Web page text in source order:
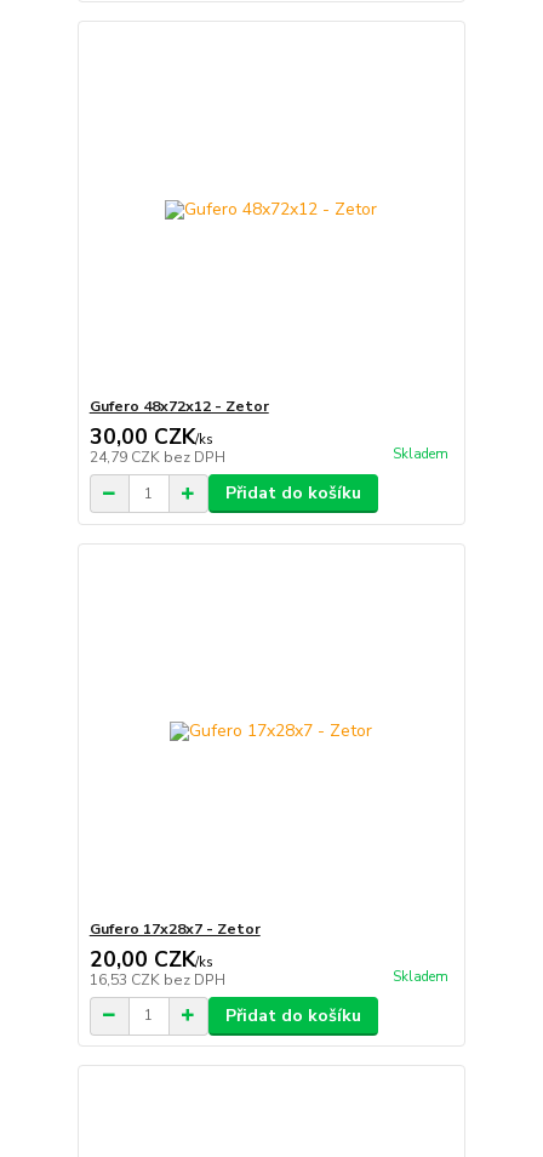
Gufero 48x72x12 - Zetor
30,00 CZK/ks
24,79 CZK bez DPH Skladem
Přidat do košíku
Gufero 17x28x7 - Zetor
20,00 CZK/ks
16,53 CZK bez DPH Skladem
Přidat do košíku